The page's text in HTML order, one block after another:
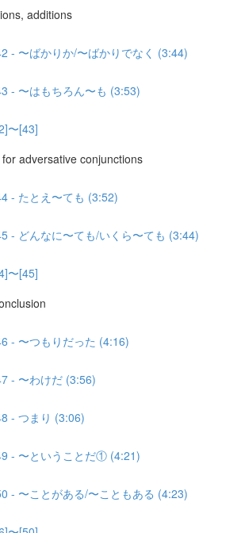
additions
- 〜ばかりか/〜ばかりでなく (3:44)
- 〜はもちろん〜も (3:53)
〜[43]
adversative conjunctions
- たとえ〜ても (3:52)
- どんなに〜ても/いくら〜ても (3:44)
〜[45]
- 〜つもりだった (4:16)
- 〜わけだ (3:56)
- つまり (3:06)
- 〜ということだ① (4:21)
- 〜ことがある/〜こともある (4:23)